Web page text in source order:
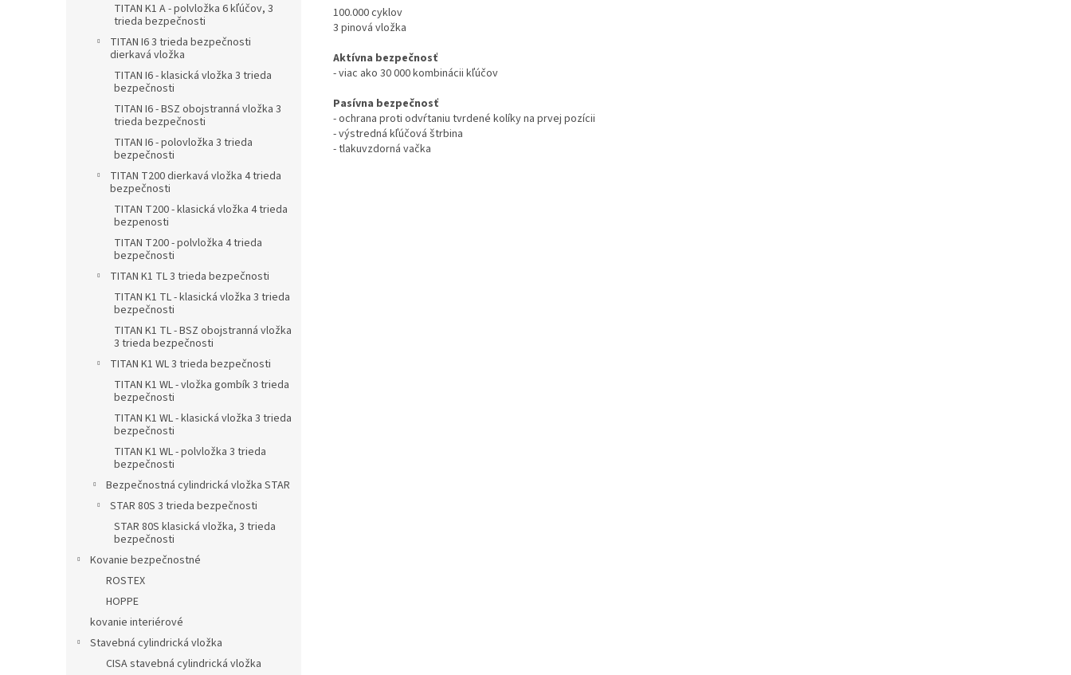
TITAN K1 A - polvložka 6 kľúčov, 3
trieda bezpečnosti
TITAN I6 3 trieda bezpečnosti
dierkavá vložka
TITAN I6 - klasická vložka 3 trieda
bezpečnosti
TITAN I6 - BSZ obojstranná vložka 3
trieda bezpečnosti
TITAN I6 - polovložka 3 trieda
bezpečnosti
TITAN T200 dierkavá vložka 4 trieda
bezpečnosti
TITAN T200 - klasická vložka 4 trieda
bezpenosti
TITAN T200 - polvložka 4 trieda
bezpečnosti
TITAN K1 TL 3 trieda bezpečnosti
TITAN K1 TL - klasická vložka 3 trieda
bezpečnosti
TITAN K1 TL - BSZ obojstranná vložka
3 trieda bezpečnosti
TITAN K1 WL 3 trieda bezpečnosti
TITAN K1 WL - vložka gombík 3 trieda
bezpečnosti
TITAN K1 WL - klasická vložka 3 trieda
bezpečnosti
TITAN K1 WL - polvložka 3 trieda
bezpečnosti
Bezpečnostná cylindrická vložka STAR
STAR 80S 3 trieda bezpečnosti
STAR 80S klasická vložka, 3 trieda
bezpečnosti
Kovanie bezpečnostné
ROSTEX
HOPPE
kovanie interiérové
Stavebná cylindrická vložka
CISA stavebná cylindrická vložka
100.000 cyklov
3 pinová vložka
Aktívna bezpečnosť
- viac ako 30 000 kombinácii kľúčov
Pasívna bezpečnosť
- ochrana proti odvŕtaniu tvrdené kolíky na prvej pozícii
- výstredná kľúčová štrbina
- tlakuvzdorná vačka